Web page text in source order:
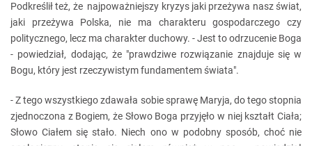
Podkreślił też, że najpoważniejszy kryzys jaki przeżywa nasz świat,
jaki przeżywa Polska, nie ma charakteru gospodarczego czy
politycznego, lecz ma charakter duchowy. - Jest to odrzucenie Boga
- powiedział, dodając, że "prawdziwe rozwiązanie znajduje się w
Bogu, który jest rzeczywistym fundamentem świata".
- Z tego wszystkiego zdawała sobie sprawę Maryja, do tego stopnia
zjednoczona z Bogiem, że Słowo Boga przyjęło w niej kształt Ciała;
Słowo Ciałem się stało. Niech ono w podobny sposób, choć nie